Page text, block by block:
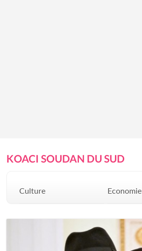
KOACI SOUDAN DU SUD
Culture Economie
Mode